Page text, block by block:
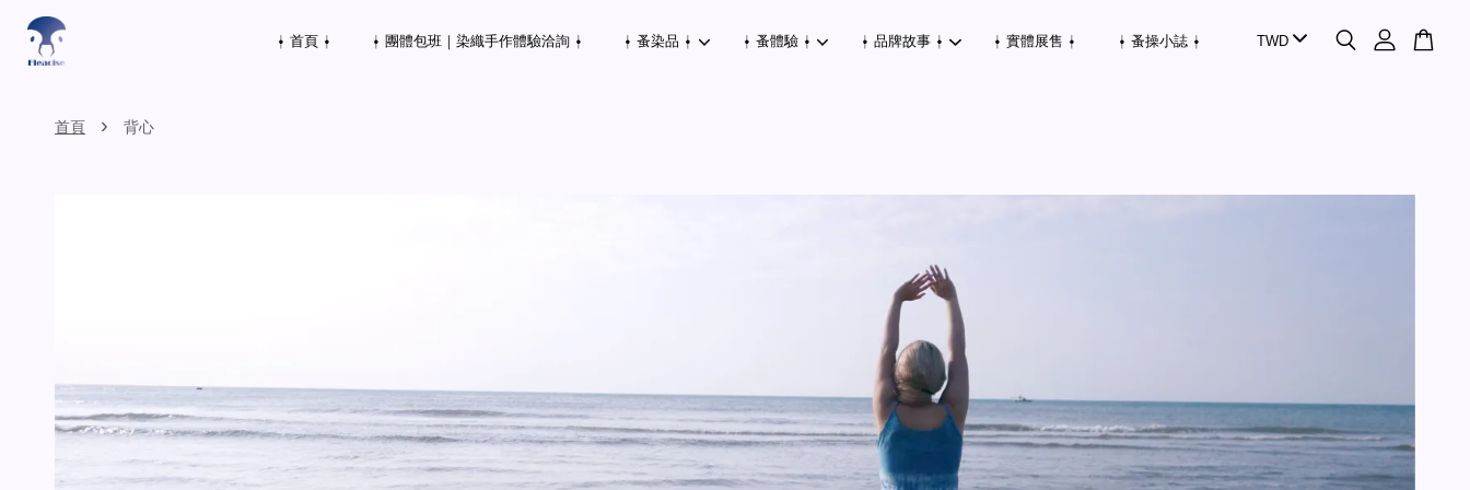
⍿ 首頁 ⍿ ⍿ 團體包班｜染織手作體驗洽詢 ⍿ ⍿ 蚤染品 ⍿ ⍿ 蚤體驗 ⍿ ⍿ 品牌故事 ⍿ ⍿ 實體展售 ⍿ ⍿ 蚤操小誌 ⍿
首頁 › 背心
您的購物車目前還是空的。